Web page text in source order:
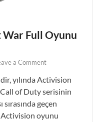
Full Oyunu
a Comment
yılında Activision
of Duty serisinin
geçen
oyunu